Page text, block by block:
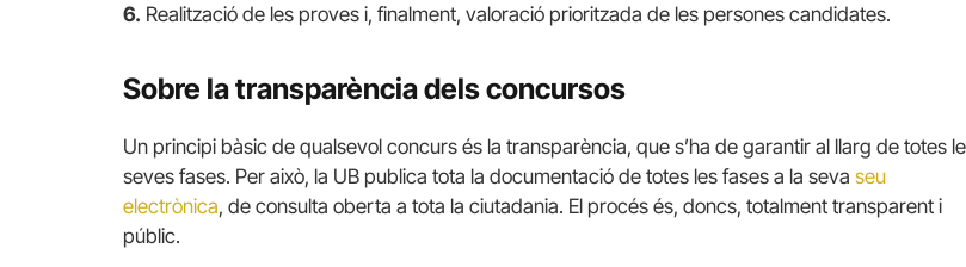
6. Realització de les proves i, finalment, valoració prioritzada de les persones candidates.
Sobre la transparència dels concursos
Un principi bàsic de qualsevol concurs és la transparència, que s’ha de garantir al llarg de totes
seves fases. Per això, la UB publica tota la documentació de totes les fases a la seva seu
electrònica, de consulta oberta a tota la ciutadania. El procés és, doncs, totalment transparent i
públic.